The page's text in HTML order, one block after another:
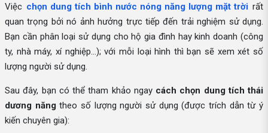
Việc chọn dung tích bình nước nóng năng lượng mặt trời rất
quan trọng bởi nó ảnh hưởng trực tiếp đến trải nghiệm sử dụng.
Bạn cần phân loại sử dụng cho hộ gia đình hay kinh doanh (công
ty, nhà máy, xí nghiệp...); với mỗi loại hình thì bạn sẽ xem xét số
lượng người sử dụng.
Sau đây, bạn có thể tham khảo ngay cách chọn dung tích thái
dương năngtheo số lượng người sử dụng (được trích dẫn từ ý
kiến chuyên gia):